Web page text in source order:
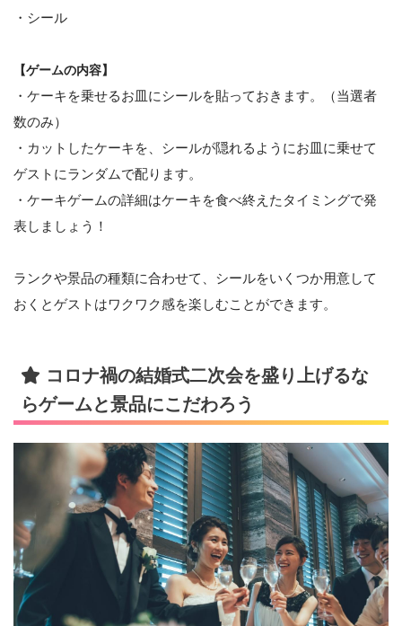
・シール
【ゲームの内容】
・ケーキを乗せるお皿にシールを貼っておきます。（当選者
数のみ）
・カットしたケーキを、シールが隠れるようにお皿に乗せて
ゲストにランダムで配ります。
・ケーキゲームの詳細はケーキを食べ終えたタイミングで発
表しましょう！
ランクや景品の種類に合わせて、シールをいくつか用意して
おくとゲストはワクワク感を楽しむことができます。
コロナ禍の結婚式二次会を盛り上げるな
らゲームと景品にこだわろう